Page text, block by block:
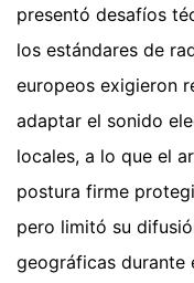
presentó desafíos
los estándares de
europeos exigieron
adaptar el sonido
locales, a lo que el
postura firme
pero limitó su
geográficas durante